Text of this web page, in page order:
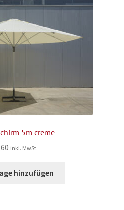
5m creme
inkl. MwSt.
hinzufügen